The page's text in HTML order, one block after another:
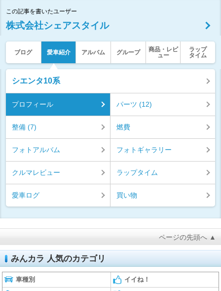
この記事を書いたユーザー
株式会社シェアスタイル
ブログ 愛車紹介 アルバム グループ
商品・レビ
ュー
ラップ
タイム
シエンタ10系
プロフィール パーツ (12)
整備 (7) 燃費
フォトアルバム フォトギャラリー
クルマレビュー ラップタイム
愛車ログ 買い物
ページの先頭へ ▲
みんカラ 人気のカテゴリ
車種別 イイね！